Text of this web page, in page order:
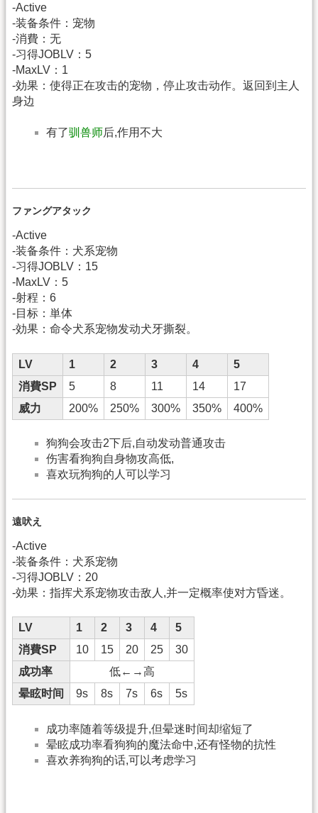
-Active
-装备条件：宠物
-消費：无
-习得JOBLV：5
-MaxLV：1
-効果：使得正在攻击的宠物，停止攻击动作。返回到主人
身边
有了驯兽师后,作用不大
ファングアタック
-Active
-装备条件：犬系宠物
-习得JOBLV：15
-MaxLV：5
-射程：6
-目标：単体
-効果：命令犬系宠物发动犬牙撕裂。
LV 1 2 3 4
5
消費SP
5 8 11 14
17
威力
200% 250% 300% 350% 400%
狗狗会攻击2下后,自动发动普通攻击
伤害看狗狗自身物攻高低,
喜欢玩狗狗的人可以学习
遠吠え
-Active
-装备条件：犬系宠物
-习得JOBLV：20
-効果：指挥犬系宠物攻击敌人,并一定概率使对方昏迷。
LV 1 2 3 4
5
消費SP
10 15 20 25
30
成功率
低←→高
晕眩时间
9s 8s 7s 6s 5s
成功率随着等级提升,但晕迷时间却缩短了
晕眩成功率看狗狗的魔法命中,还有怪物的抗性
喜欢养狗狗的话,可以考虑学习